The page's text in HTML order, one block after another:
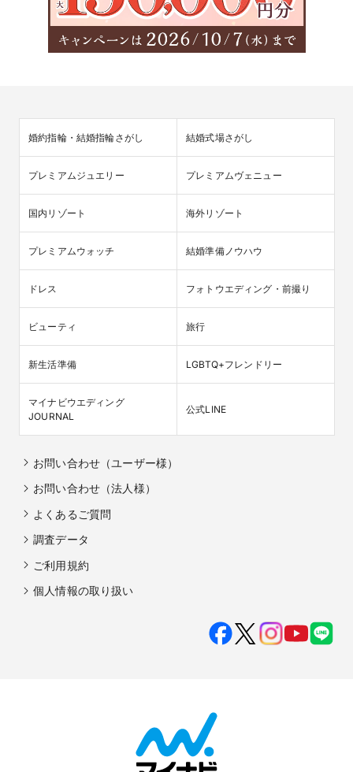
婚約指輪・結婚指輪さがし 結婚式場さがし
プレミアムジュエリー プレミアムヴェニュー
国内リゾート 海外リゾート
プレミアムウォッチ 結婚準備ノウハウ
ドレス フォトウエディング・前撮り
ビューティ 旅行
新生活準備 LGBTQ+フレンドリー
マイナビウエディング
JOURNAL
公式LINE
お問い合わせ（ユーザー様）
お問い合わせ（法人様）
よくあるご質問
調査データ
ご利用規約
個人情報の取り扱い